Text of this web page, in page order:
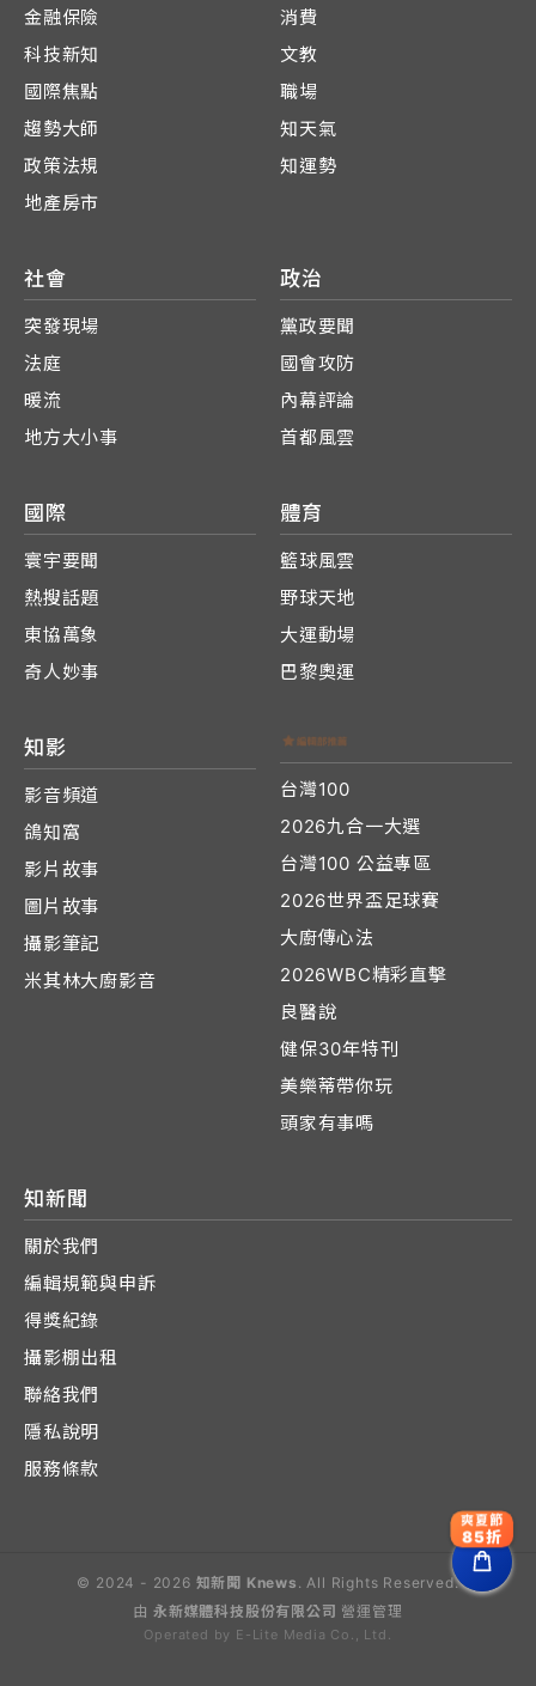
金融保險
科技新知
國際焦點
趨勢大師
政策法規
地產房市
消費
文教
職場
知天氣
知運勢
社會
突發現場
法庭
暖流
地方大小事
政治
黨政要聞
國會攻防
內幕評論
首都風雲
國際
寰宇要聞
熱搜話題
東協萬象
奇人妙事
體育
籃球風雲
野球天地
大運動場
巴黎奧運
知影
影音頻道
鴿知窩
影片故事
圖片故事
攝影筆記
米其林大廚影音
台灣100
2026九合一大選
台灣100 公益專區
2026世界盃足球賽
大廚傳心法
2026WBC精彩直擊
良醫說
健保30年特刊
美樂蒂帶你玩
頭家有事嗎
知新聞
關於我們
編輯規範與申訴
得獎紀錄
攝影棚出租
聯絡我們
隱私說明
服務條款
© 2024 - 2026 知新聞 Knews . All Rights Reserved.
由 永新媒體科技股份有限公司 營運管理
Operated by E-Lite Media Co., Ltd.
爽夏節
85折